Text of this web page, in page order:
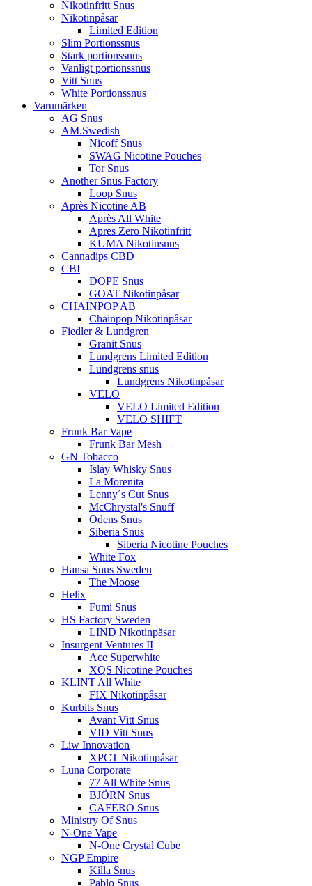
Nikotinfritt Snus
Nikotinpåsar
Limited Edition
Slim Portionssnus
Stark portionssnus
Vanligt portionssnus
Vitt Snus
White Portionssnus
Varumärken
AG Snus
AM.Swedish
Nicoff Snus
SWAG Nicotine Pouches
Tor Snus
Another Snus Factory
Loop Snus
Après Nicotine AB
Après All White
Apres Zero Nikotinfritt
KUMA Nikotinsnus
Cannadips CBD
CBI
DOPE Snus
GOAT Nikotinpåsar
CHAINPOP AB
Chainpop Nikotinpåsar
Fiedler & Lundgren
Granit Snus
Lundgrens Limited Edition
Lundgrens snus
Lundgrens Nikotinpåsar
VELO
VELO Limited Edition
VELO SHIFT
Frunk Bar Vape
Frunk Bar Mesh
GN Tobacco
Islay Whisky Snus
La Morenita
Lenny´s Cut Snus
McChrystal's Snuff
Odens Snus
Siberia Snus
Siberia Nicotine Pouches
White Fox
Hansa Snus Sweden
The Moose
Helix
Fumi Snus
HS Factory Sweden
LIND Nikotinpåsar
Insurgent Ventures II
Ace Superwhite
XQS Nicotine Pouches
KLINT All White
FIX Nikotinpåsar
Kurbits Snus
Avant Vitt Snus
VID Vitt Snus
Liw Innovation
XPCT Nikotinpåsar
Luna Corporate
77 All White Snus
BJÖRN Snus
CAFERO Snus
Ministry Of Snus
N-One Vape
N-One Crystal Cube
NGP Empire
Killa Snus
Pablo Snus